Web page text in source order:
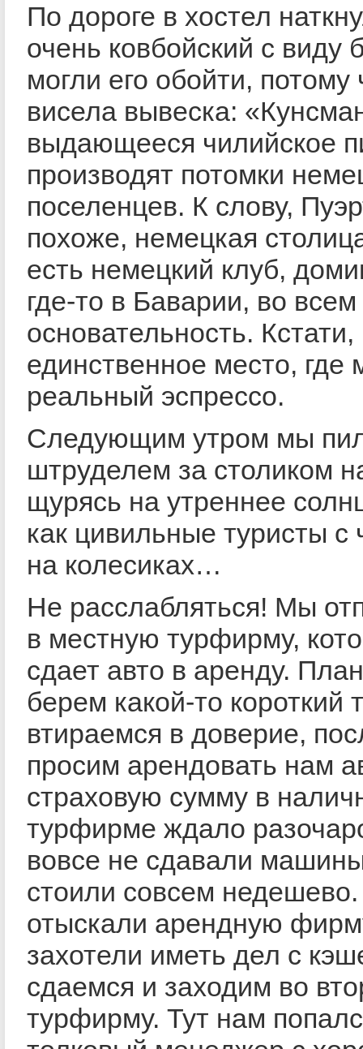
По дороге в хостел
очень ковбойский с виду
могли его обойти,
висела вывеска:
выдающееся чилийское
производят потомки
поселенцев. К слову,
похоже, немецкая
есть немецкий клуб,
где-то в Баварии, во всем
основательность.
единственное место, где
реальный эспрессо.
Следующим утром мы
штруделем за столиком
щурясь на утреннее
как цивильные туристы
на колесиках…
Не расслабляться! Мы
в местную турфирму,
сдает авто в аренду.
берем какой-то короткий
втираемся в доверие,
просим арендовать нам
страховую сумму в
турфирме ждало
вовсе не сдавали
стоили совсем
отыскали арендную
захотели иметь дел с
сдаемся и заходим во
турфирму. Тут нам